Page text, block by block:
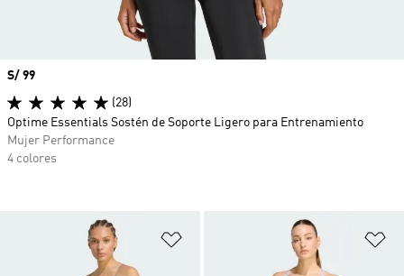
Añadir a la lista de deseos
Precio
S/ 99
(28)
Optime Essentials Sostén de Soporte Ligero para Entrenamiento
Mujer Performance
4 colores